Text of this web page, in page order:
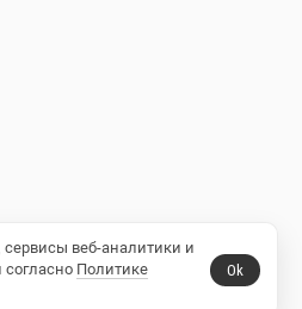
веб-аналитики и
Политике
Ok